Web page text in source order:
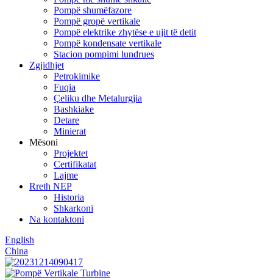
Pompë shumëfazore
Pompë gropë vertikale
Pompë elektrike zhytëse e ujit të detit
Pompë kondensate vertikale
Stacion pompimi lundrues
Zgjidhjet
Petrokimike
Fuqia
Çeliku dhe Metalurgjia
Bashkiake
Detare
Minierat
Mësoni
Projektet
Certifikatat
Lajme
Rreth NEP
Historia
Shkarkoni
Na kontaktoni
English
China